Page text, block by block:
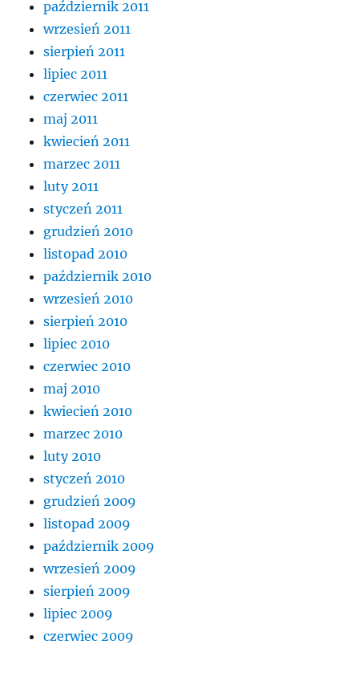
październik 2011
wrzesień 2011
sierpień 2011
lipiec 2011
czerwiec 2011
maj 2011
kwiecień 2011
marzec 2011
luty 2011
styczeń 2011
grudzień 2010
listopad 2010
październik 2010
wrzesień 2010
sierpień 2010
lipiec 2010
czerwiec 2010
maj 2010
kwiecień 2010
marzec 2010
luty 2010
styczeń 2010
grudzień 2009
listopad 2009
październik 2009
wrzesień 2009
sierpień 2009
lipiec 2009
czerwiec 2009